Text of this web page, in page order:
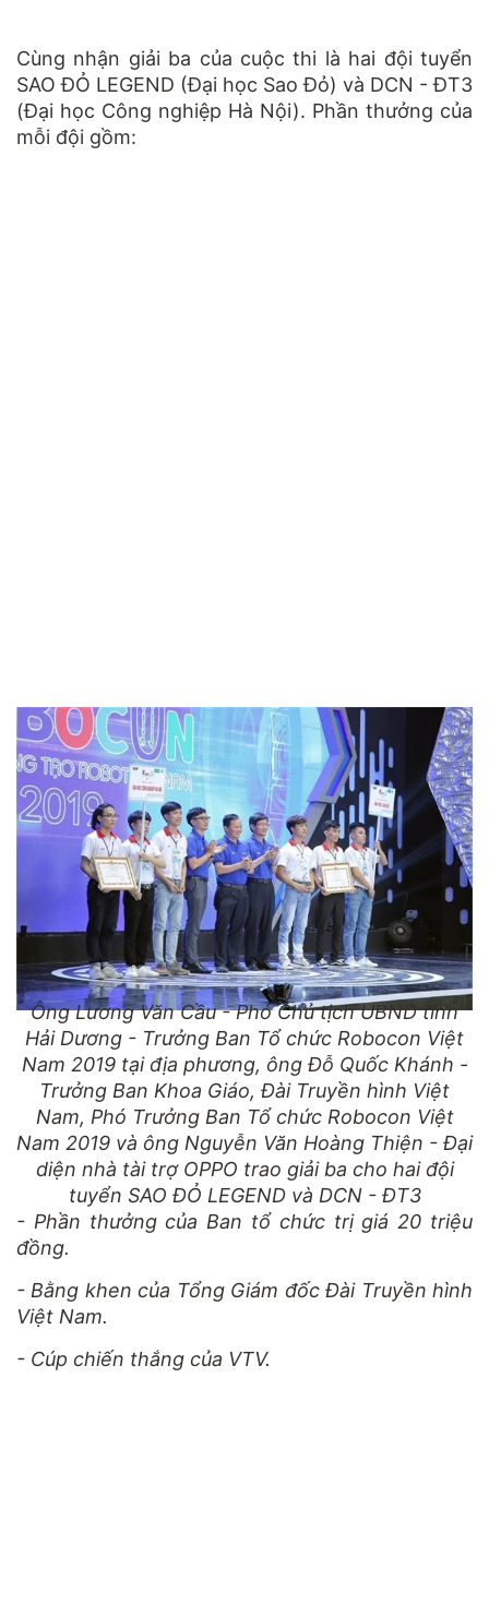
Cùng nhận giải ba của cuộc thi là hai đội tuyển
SAO ĐỎ LEGEND (Đại học Sao Đỏ) và DCN - ĐT3
(Đại học Công nghiệp Hà Nội). Phần thưởng của
mỗi đội gồm:
Ông Lương Văn Cầu - Phó Chủ tịch UBND tỉnh
Hải Dương - Trưởng Ban Tổ chức Robocon Việt
Nam 2019 tại địa phương, ông Đỗ Quốc Khánh -
Trưởng Ban Khoa Giáo, Đài Truyền hình Việt
Nam, Phó Trưởng Ban Tổ chức Robocon Việt
Nam 2019 và ông Nguyễn Văn Hoàng Thiện - Đại
diện nhà tài trợ OPPO trao giải ba cho hai đội
tuyển SAO ĐỎ LEGEND và DCN - ĐT3
- Phần thưởng của Ban tổ chức trị giá 20 triệu
đồng.
- Bằng khen của Tổng Giám đốc Đài Truyền hình
Việt Nam.
- Cúp chiến thắng của VTV.